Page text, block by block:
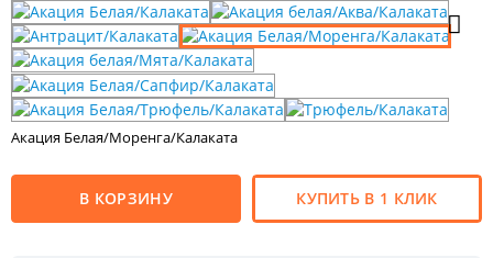
Акация Белая/Моренга/Калаката
В КОРЗИНУ КУПИТЬ В 1 КЛИК